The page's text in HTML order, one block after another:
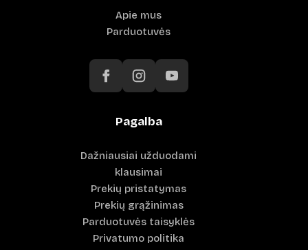
Apie mus
Parduotuvės
Pagalba
Dažniausiai užduodami
klausimai
Prekių pristatymas
Prekių grąžinimas
Parduotuvės taisyklės
Privatumo politika